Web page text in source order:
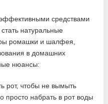
средствами
натуральные
ромашки и шалфея,
в домашних
нюансы:
рот, чтобы не вымыть
просто набрать в рот воды